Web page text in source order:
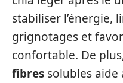
stabiliser l’énergie,
grignotages et
confortable. De
fibres solubles aide